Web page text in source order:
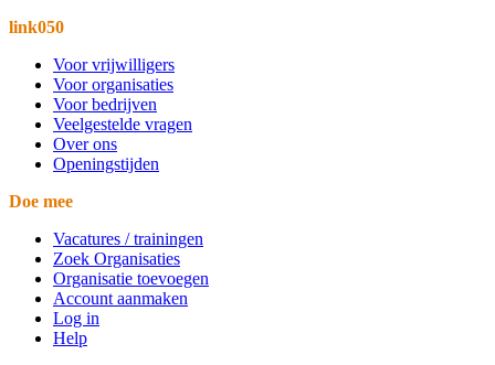
link050
Voor vrijwilligers
Voor organisaties
Voor bedrijven
Veelgestelde vragen
Over ons
Openingstijden
Doe mee
Vacatures / trainingen
Zoek Organisaties
Organisatie toevoegen
Account aanmaken
Log in
Help